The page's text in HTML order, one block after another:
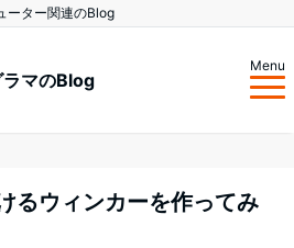
ーター関連のBlog
ラマのBlog
Menu
るウィンカーを作ってみ